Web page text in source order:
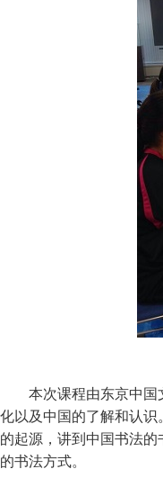
本次课程由东京中
化以及中国的了解和认
的起源，讲到中国书法
的书法方式。